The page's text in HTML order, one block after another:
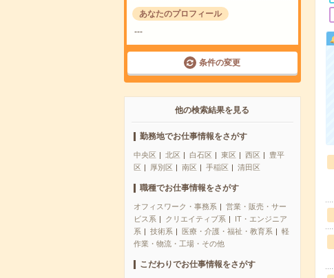
あなたのプロフィール
---
条件の変更
他の検索結果を見る
勤務地でお仕事情報をさがす
中央区 北区 白石区 東区 西区
豊平
区
厚別区 南区 手稲区 清田区
職種でお仕事情報をさがす
オフィスワーク・事務系
営業・販売・サー
ビス系
クリエイティブ系
IT・エンジニア
系
技術系 医療・介護・福祉・教育系
軽
作業・物流・工場・その他
こだわりでお仕事情報をさがす